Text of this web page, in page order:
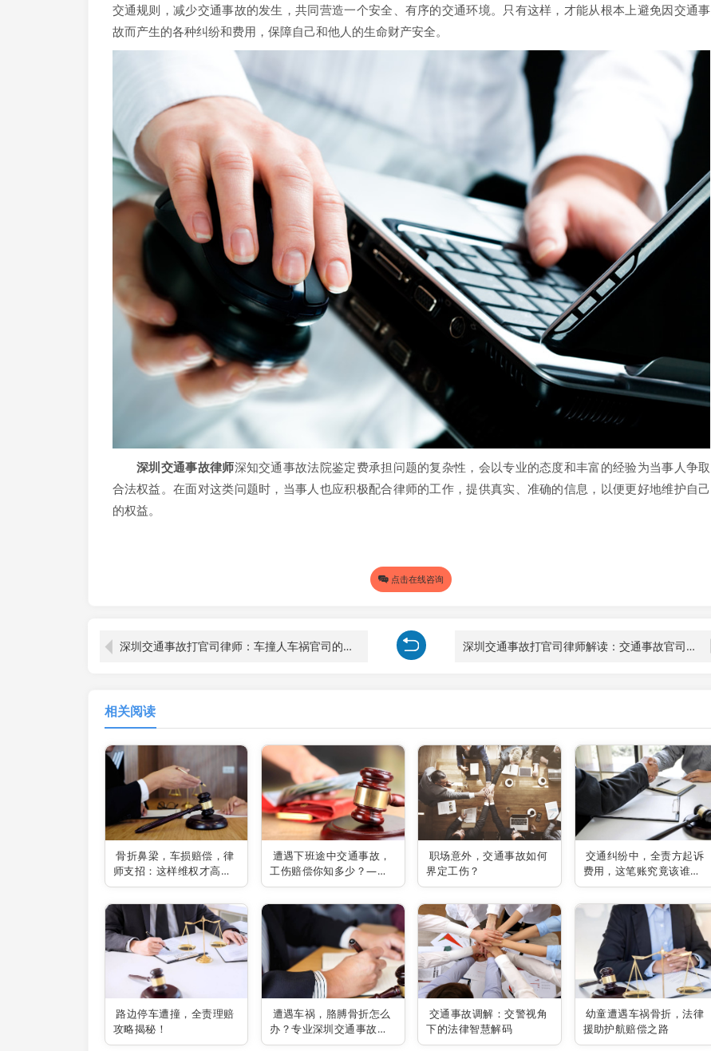
交通规则，减少交通事故的发生，共同营造一个安全、有序的交通环境。只有这样，才能从根本上避免因交通事
故而产生的各种纠纷和费用，保障自己和他人的生命财产安全。
深圳交通事故律师深知交通事故法院鉴定费承担问题的复杂性，会以专业的态度和丰富的经验为当事人争取
合法权益。在面对这类问题时，当事人也应积极配合律师的工作，提供真实、准确的信息，以便更好地维护自己
的权益。
点击在线咨询
深圳交通事故打官司律师：车撞人车祸官司的应对之道 深圳交通事故打官司律师解读：交通事故官司被告是否需要请律师
相关阅读
骨折鼻梁，车损赔偿，律
师支招：这样维权才高
效！
遭遇下班途中交通事故，
工伤赔偿你知多少？——
深圳交通事故律师为你解
疑答惑！
职场意外，交通事故如何
界定工伤？
交通纠纷中，全责方起诉
费用，这笔账究竟该谁买
单？
路边停车遭撞，全责理赔
攻略揭秘！
遭遇车祸，胳膊骨折怎么
办？专业深圳交通事故律
师助你维权
交通事故调解：交警视角
下的法律智慧解码
幼童遭遇车祸骨折，法律
援助护航赔偿之路